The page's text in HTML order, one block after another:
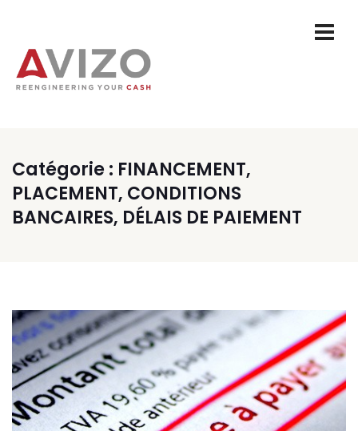
Catégorie : FINANCEMENT,
PLACEMENT, CONDITIONS
BANCAIRES, DÉLAIS DE PAIEMENT